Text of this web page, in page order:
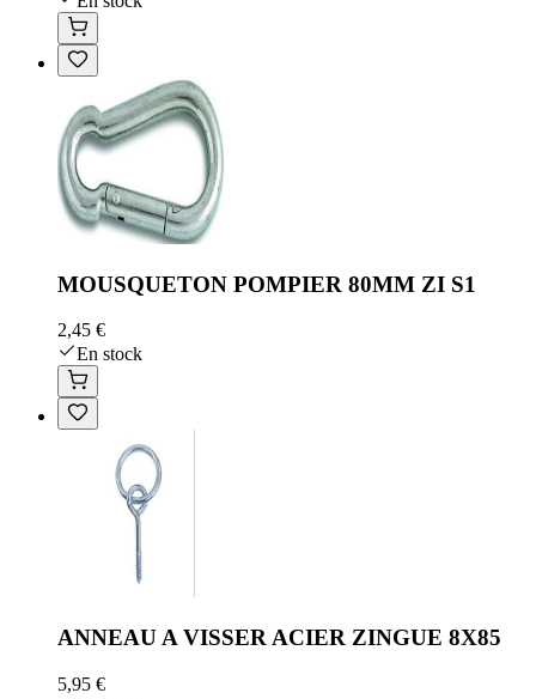
MOUSQUETON POMPIER 80MM ZI S1
2,45 €
En stock
ANNEAU A VISSER ACIER ZINGUE 8X85
5,95 €